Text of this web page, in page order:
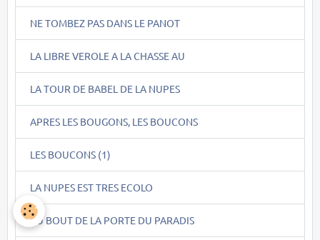
NE TOMBEZ PAS DANS LE PANOT
LA LIBRE VEROLE A LA CHASSE AU
LA TOUR DE BABEL DE LA NUPES
APRES LES BOUGONS, LES BOUCONS
LES BOUCONS (1)
LA NUPES EST TRES ECOLO
AU BOUT DE LA PORTE DU PARADIS